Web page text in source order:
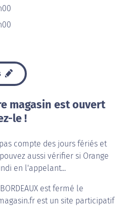
magasin est ouvert
le !
compte des jours fériés et
aussi vérifier si Orange
en l'appelant...
est fermé le
est un site participatif